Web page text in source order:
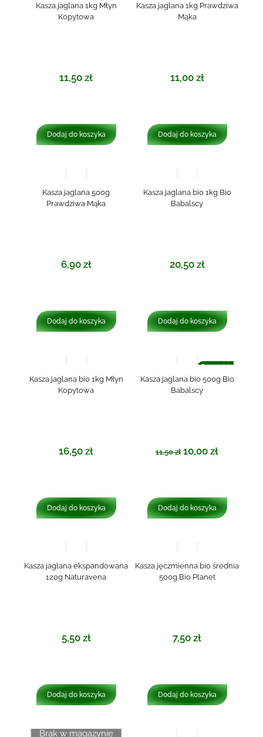
Kasza jaglana 1kg Młyn
Kopytowa
11,50 zł
Dodaj do koszyka
Kasza jaglana 1kg Prawdziwa
Mąka
11,00 zł
Dodaj do koszyka
Kasza jaglana 500g
Prawdziwa Mąka
6,90 zł
Dodaj do koszyka
Kasza jaglana bio 1kg Bio
Babalscy
20,50 zł
Dodaj do koszyka
Kasza jaglana bio 1kg Młyn
Kopytowa
16,50 zł
Dodaj do koszyka
Promocja!
Kasza jaglana bio 500g Bio
Babalscy
11,50zł 10,00 zł
Dodaj do koszyka
Kasza jaglana ekspandowana
120g Naturavena
5,50 zł
Dodaj do koszyka
Kasza jęczmienna bio średnia
500g Bio Planet
7,50 zł
Dodaj do koszyka
Brak w magazynie